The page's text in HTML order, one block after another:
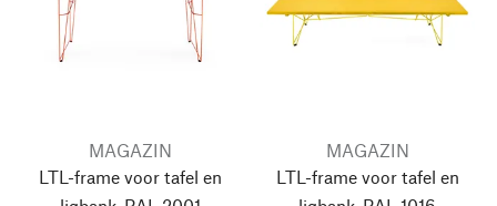
MAGAZIN
LTL-frame voor tafel en
MAGAZIN
LTL-frame voor tafel en